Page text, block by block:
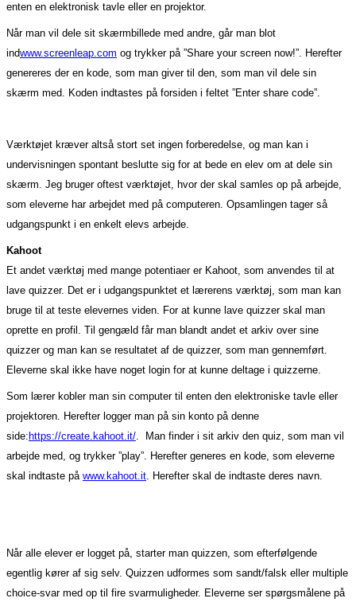
enten en elektronisk tavle eller en projektor.
Når man vil dele sit skærmbillede med andre, går man blot
indwww.screenleap.com og trykker på ”Share your screen now!”. Herefter
genereres der en kode, som man giver til den, som man vil dele sin
skærm med. Koden indtastes på forsiden i feltet ”Enter share code”.
Værktøjet kræver altså stort set ingen forberedelse, og man kan i
undervisningen spontant beslutte sig for at bede en elev om at dele sin
skærm. Jeg bruger oftest værktøjet, hvor der skal samles op på arbejde,
som eleverne har arbejdet med på computeren. Opsamlingen tager så
udgangspunkt i en enkelt elevs arbejde.
Kahoot
Et andet værktøj med mange potentiaer er Kahoot, som anvendes til at
lave quizzer. Det er i udgangspunktet et lærerens værktøj, som man kan
bruge til at teste elevernes viden. For at kunne lave quizzer skal man
oprette en profil. Til gengæld får man blandt andet et arkiv over sine
quizzer og man kan se resultatet af de quizzer, som man gennemført.
Eleverne skal ikke have noget login for at kunne deltage i quizzerne.
Som lærer kobler man sin computer til enten den elektroniske tavle eller
projektoren. Herefter logger man på sin konto på denne
side: https://create.kahoot.it/. Man finder i sit arkiv den quiz, som man vil
arbejde med, og trykker ”play”. Herefter generes en kode, som eleverne
skal indtaste på www.kahoot.it. Herefter skal de indtaste deres navn.
Når alle elever er logget på, starter man quizzen, som efterfølgende
egentlig kører af sig selv. Quizzen udformes som sandt/falsk eller multiple
choice-svar med op til fire svarmuligheder. Eleverne ser spørgsmålene på